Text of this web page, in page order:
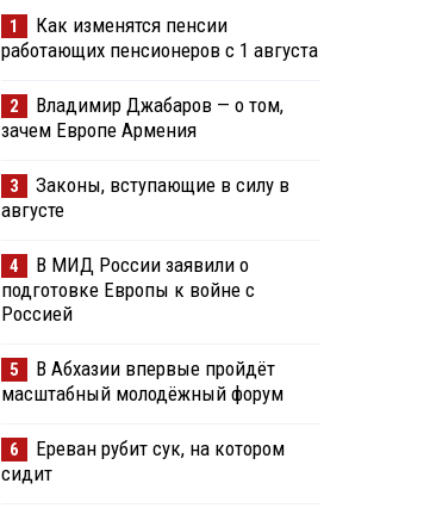
1
Как изменятся пенсии
работающих пенсионеров с 1 августа
2
Владимир Джабаров — о том,
зачем Европе Армения
3
Законы, вступающие в силу в
августе
4
В МИД России заявили о
подготовке Европы к войне с
Россией
5
В Абхазии впервые пройдёт
масштабный молодёжный форум
6
Ереван рубит сук, на котором
сидит